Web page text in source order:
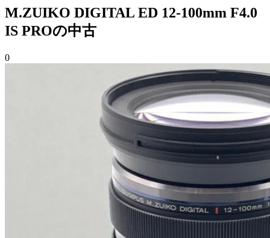
M.ZUIKO DIGITAL ED 12-100mm F4.0
IS PROの中古
0